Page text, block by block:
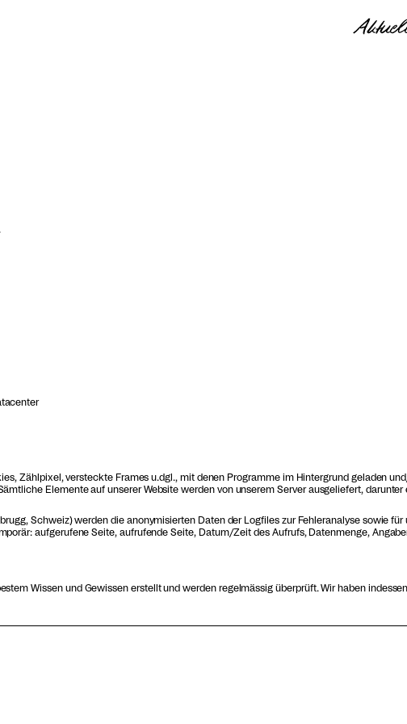
Zählpixel, versteckte Frames u.dgl., mit denen Programme im Hintergrund geladen
Elemente auf unserer Website werden von unserem Server ausgeliefert,
Schweiz) werden die anonymisierten Daten der Logfiles zur Fehleranalyse sowie
aufgerufene Seite, aufrufende Seite, Datum/Zeit des Aufrufs, Datenmenge,
Wissen und Gewissen erstellt und werden regelmässig überprüft. Wir haben